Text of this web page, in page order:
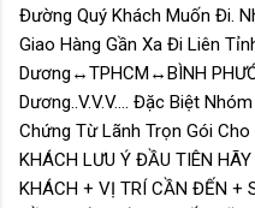
Đường Quý Khách Muốn Đi.
Giao Hàng Gần Xa Đi Liên
Dương↔️TPHCM↔️BÌNH
Dương..V.V.V…. Đặc Biệt
Chứng Từ Lãnh Trọn Gói Cho
KHÁCH LƯU Ý ĐẦU TIÊN
KHÁCH + VỊ TRÍ CẦN ĐẾN +